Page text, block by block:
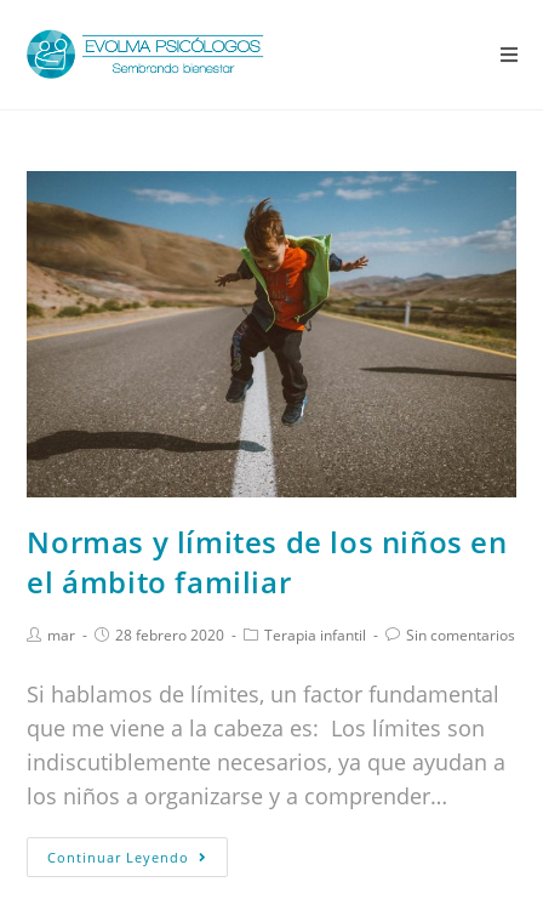
Normas y límites de los niños en
el ámbito familiar
mar 28 febrero 2020 Terapia infantil Sin comentarios
Si hablamos de límites, un factor fundamental
que me viene a la cabeza es: Los límites son
indiscutiblemente necesarios, ya que ayudan a
los niños a organizarse y a comprender…
Continuar Leyendo